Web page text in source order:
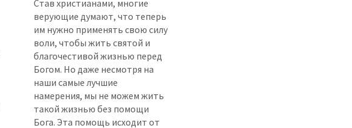
Став христианами, многие
верующие думают, что теперь
им нужно применять свою силу
воли, чтобы жить святой и
благочестивой жизнью перед
Богом. Но даже несмотря на
наши самые лучшие
намерения, мы не можем жить
такой жизнью без помощи
Бога. Эта помощь исходит от